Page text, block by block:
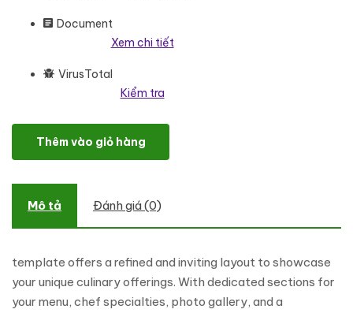
Document
Xem chi tiết
VirusTotal
Kiểm tra
Bistro Etoile — French Restaurant Elementor Template Kit
Thêm vào giỏ hàng
Mô tả Đánh giá (0)
template offers a refined and inviting layout to showcase
your unique culinary offerings. With dedicated sections for
your menu, chef specialties, photo gallery, and a